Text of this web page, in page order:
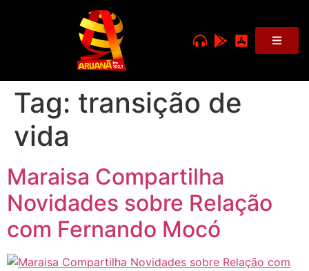
Tag: transição de
vida
Maraisa Compartilha
Novidades sobre Relação
com Fernando Mocó